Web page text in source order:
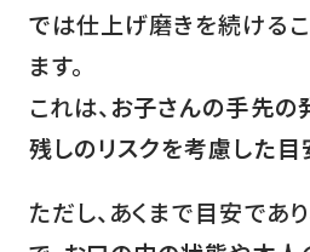
では仕上げ磨きを続ける
ます。
これは、 お子さんの手先の
残しのリスクを考慮した目
ただし、あくまで目安であ